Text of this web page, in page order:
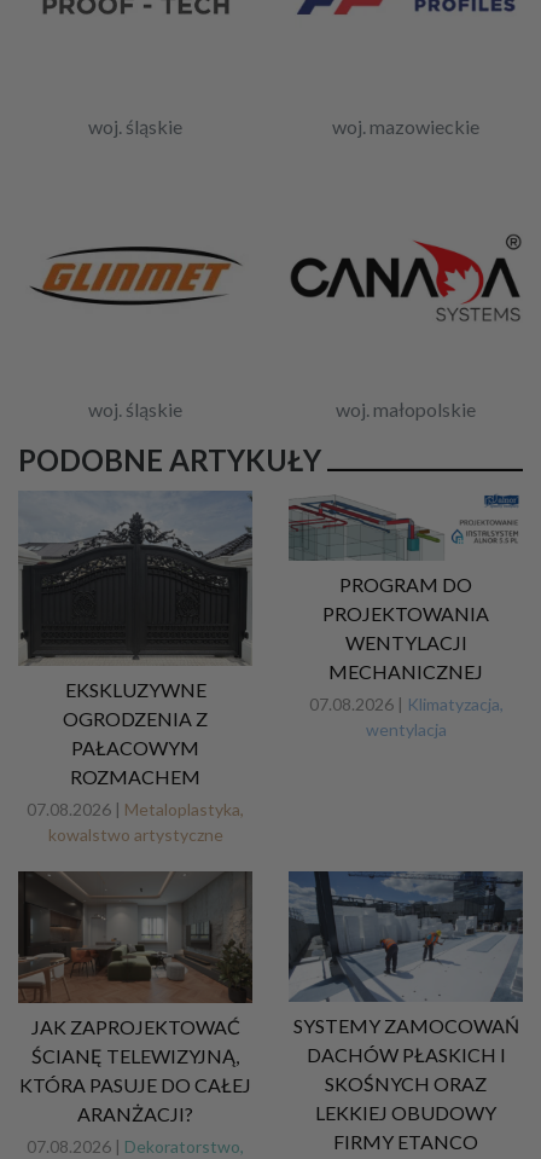
woj. śląskie woj. mazowieckie
woj. śląskie woj. małopolskie
PODOBNE ARTYKUŁY
EKSKLUZYWNE
OGRODZENIA Z
PAŁACOWYM
ROZMACHEM
07.08.2026 | Metaloplastyka,
kowalstwo artystyczne
PROGRAM DO
PROJEKTOWANIA
WENTYLACJI
MECHANICZNEJ
07.08.2026 | Klimatyzacja,
wentylacja
JAK ZAPROJEKTOWAĆ
ŚCIANĘ TELEWIZYJNĄ,
KTÓRA PASUJE DO CAŁEJ
ARANŻACJI?
07.08.2026 | Dekoratorstwo,
SYSTEMY ZAMOCOWAŃ
DACHÓW PŁASKICH I
SKOŚNYCH ORAZ
LEKKIEJ OBUDOWY
FIRMY ETANCO